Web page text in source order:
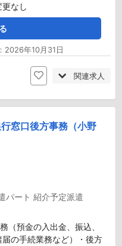
なし
年10月31日
関連求人
窓口後方事務（小野
パート 紹介予定派遣
（預金の入出金、振込、
の手続業務など）・後方